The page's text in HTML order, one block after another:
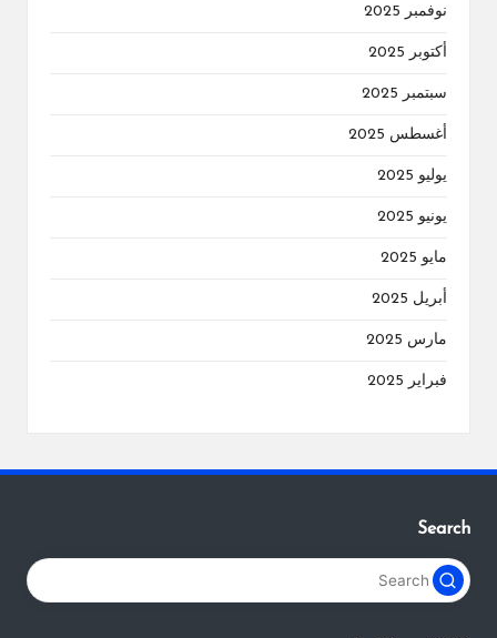
نوفمبر 2025
أكتوبر 2025
سبتمبر 2025
أغسطس 2025
يوليو 2025
يونيو 2025
مايو 2025
أبريل 2025
مارس 2025
فبراير 2025
Search